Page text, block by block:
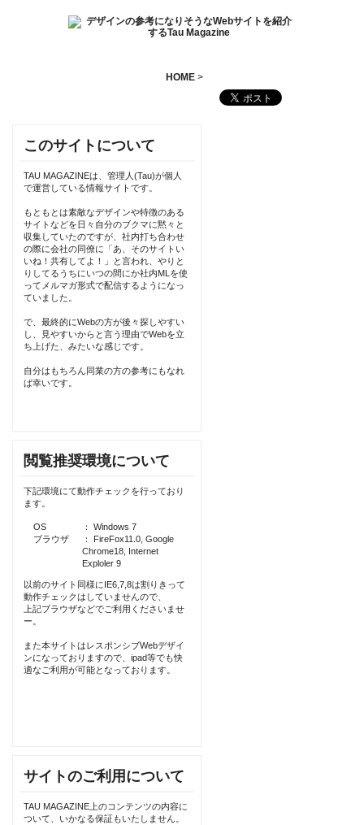
HOME>
このサイトについて
TAU MAGAZINEは、管理人(Tau)が個人
で運営している情報サイトです。
もともとは素敵なデザインや特徴のある
サイトなどを日々自分のブクマに黙々と
収集していたのですが、社内打ち合わせ
の際に会社の同僚に「あ、そのサイトい
いね！共有してよ！」と言われ、やりと
りしてるうちにいつの間にか社内MLを使
ってメルマガ形式で配信するようになっ
ていました。
で、最終的にWebの方が後々探しやすい
し、見やすいからと言う理由でWebを立
ち上げた、みたいな感じです。
自分はもちろん同業の方の参考にもなれ
ば幸いです。
閲覧推奨環境について
下記環境にて動作チェックを行っており
ます。
OS
： Windows 7
ブラウザ
： FireFox11.0, Google
Chrome18, Internet
Exploler 9
以前のサイト同様にIE6,7,8は割りきって
動作チェックはしていませんので、
上記ブラウザなどでご利用くださいませ
ー。
また本サイトはレスポンシブWebデザイ
ンになっておりますので、ipad等でも快
適なご利用が可能となっております。
サイトのご利用について
TAU MAGAZINE上のコンテンツの内容に
ついて、いかなる保証もいたしません。